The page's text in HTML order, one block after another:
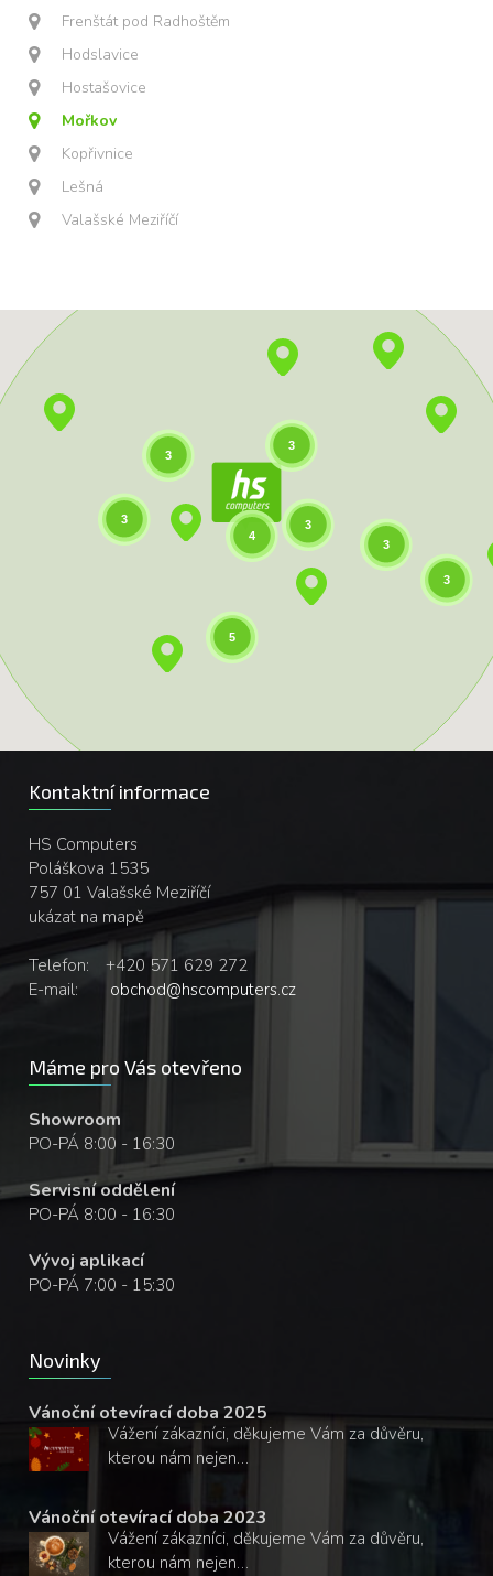
Frenštát pod Radhoštěm
Hodslavice
Hostašovice
Mořkov
Kopřivnice
Lešná
Valašské Meziříčí
3
4
3
3
3
5
3
3
Kontaktní informace
HS Computers
Poláškova 1535
757 01 Valašské Meziříčí
ukázat na mapě
Telefon:
+420 571 629 272
E-mail:
obchod@hscomputers.cz
Máme pro Vás otevřeno
Showroom
PO-PÁ 8:00 - 16:30
Servisní oddělení
PO-PÁ 8:00 - 16:30
Vývoj aplikací
PO-PÁ 7:00 - 15:30
Novinky
Vánoční otevírací doba 2025
Vážení zákazníci, děkujeme Vám za důvěru,
kterou nám nejen…
Vánoční otevírací doba 2023
Vážení zákazníci, děkujeme Vám za důvěru,
kterou nám nejen…